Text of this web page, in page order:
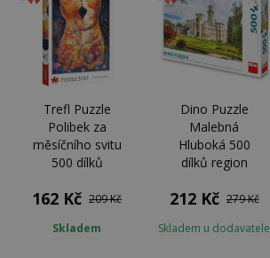
Trefl Puzzle
Polibek za
měsíčního svitu
500 dílků
162 Kč 209 Kč
Skladem
Dino Puzzle
Malebná
Hluboká 500
dílků region
212 Kč 279 Kč
Skladem u dodavatele